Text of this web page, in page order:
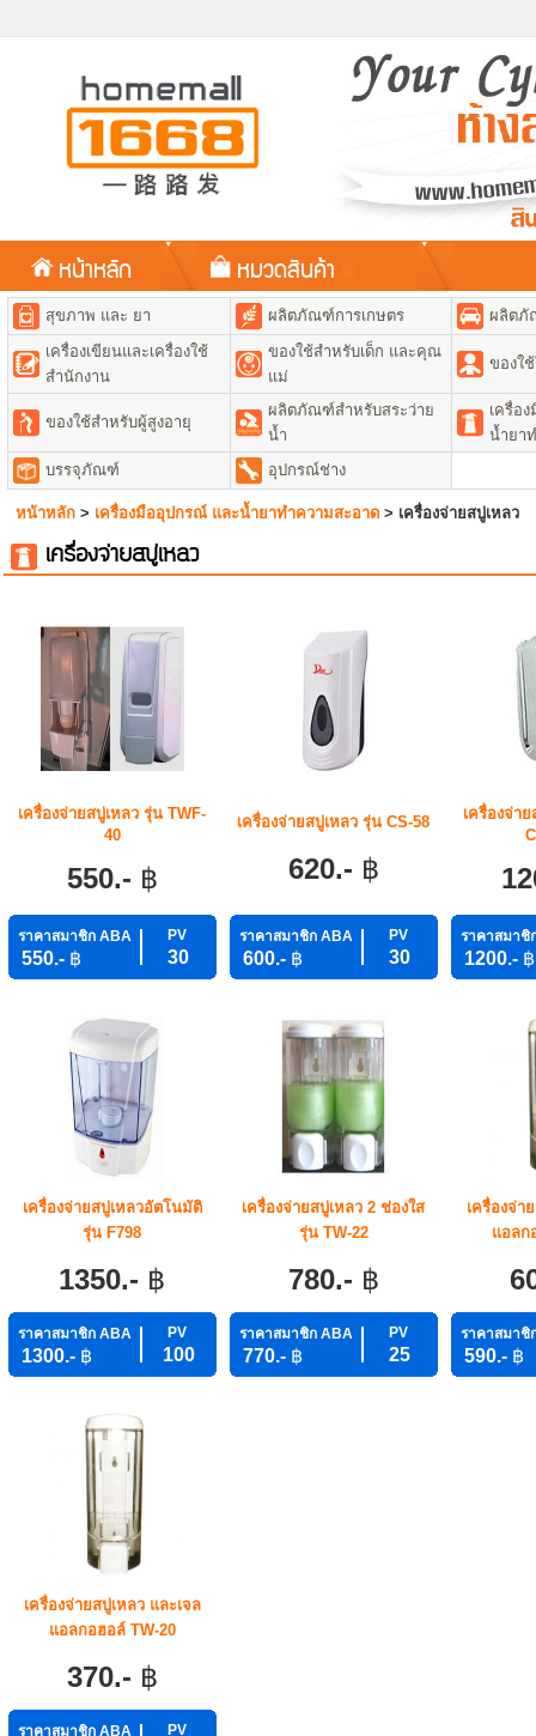
หน้าหลัก หมวดสินค้า
สุขภาพ และ ยา ผลิตภัณฑ์การเกษตร
ผลิตภั
เครื่องเขียนและเครื่องใช้
สำนักงาน
ของใช้สำหรับเด็ก และคุณ
แม่
ของใ
ของใช้สำหรับผู้สูงอายุ
ผลิตภัณฑ์สำหรับสระว่าย
น้ำ
เครื่อ
น้ำยา
บรรจุภัณฑ์
อุปกรณ์ช่าง
หน้าหลัก > เครื่องมืออุปกรณ์ และน้ำยาทำความสะอาด > เครื่องจ่ายสบู่เหลว
เครื่องจ่ายสบู่เหลว
เครื่องจ่ายสบู่เหลว รุ่น TWF-
40
550.- ฿
ราคาสมาชิก ABA PV
550.- ฿ 30
เครื่องจ่ายสบู่เหลว รุ่น CS-58
620.- ฿
ราคาสมาชิก ABA PV
600.- ฿ 30
เครื่องจ่า
ราคาสมาชิ
1200.- ฿
เครื่องจ่ายสบู่เหลวอัตโนมัติ
รุ่น F798
1350.- ฿
ราคาสมาชิก ABA PV
1300.- ฿ 100
เครื่องจ่ายสบู่เหลว 2 ช่องใส
รุ่น TW-22
780.- ฿
ราคาสมาชิก ABA PV
770.- ฿ 25
เครื่องจ่า
แอลก
ราคาสมาชิ
590.- ฿
เครื่องจ่ายสบู่เหลว และเจล
แอลกอฮอล์ TW-20
370.- ฿
ราคาสมาชิก ABA PV